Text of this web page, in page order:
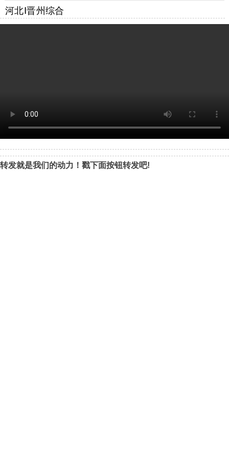
河北Ⅰ晋州综合
转发就是我们的动力！戳下面按钮转发吧!